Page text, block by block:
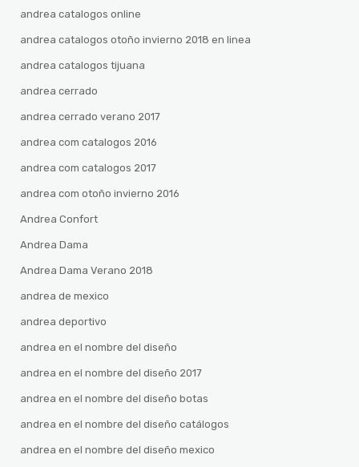
andrea catalogos online
andrea catalogos otoño invierno 2018 en linea
andrea catalogos tijuana
andrea cerrado
andrea cerrado verano 2017
andrea com catalogos 2016
andrea com catalogos 2017
andrea com otoño invierno 2016
Andrea Confort
Andrea Dama
Andrea Dama Verano 2018
andrea de mexico
andrea deportivo
andrea en el nombre del diseño
andrea en el nombre del diseño 2017
andrea en el nombre del diseño botas
andrea en el nombre del diseño catálogos
andrea en el nombre del diseño mexico